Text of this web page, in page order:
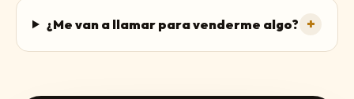
¿Me van a llamar para venderme algo? +